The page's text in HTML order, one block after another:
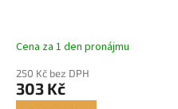
Cena za 1 den pronájmu
250 Kč bez DPH
303 Kč